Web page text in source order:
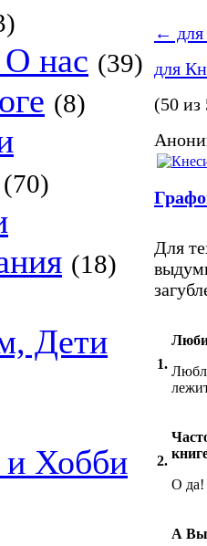
нас (39)
(8)
(70)
(18)
Дети
и Хобби
←
для
(50 из
Для
1.
2.
О да!
А Вы